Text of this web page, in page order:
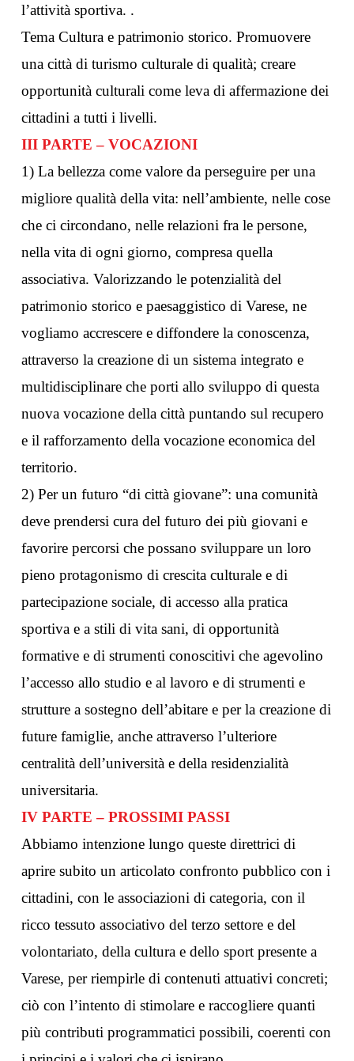
l’attività sportiva. .
Tema Cultura e patrimonio storico. Promuovere
una città di turismo culturale di qualità; creare
opportunità culturali come leva di affermazione dei
cittadini a tutti i livelli.
III PARTE – VOCAZIONI
1) La bellezza come valore da perseguire per una
migliore qualità della vita: nell’ambiente, nelle cose
che ci circondano, nelle relazioni fra le persone,
nella vita di ogni giorno, compresa quella
associativa. Valorizzando le potenzialità del
patrimonio storico e paesaggistico di Varese, ne
vogliamo accrescere e diffondere la conoscenza,
attraverso la creazione di un sistema integrato e
multidisciplinare che porti allo sviluppo di questa
nuova vocazione della città puntando sul recupero
e il rafforzamento della vocazione economica del
territorio.
2) Per un futuro “di città giovane”: una comunità
deve prendersi cura del futuro dei più giovani e
favorire percorsi che possano sviluppare un loro
pieno protagonismo di crescita culturale e di
partecipazione sociale, di accesso alla pratica
sportiva e a stili di vita sani, di opportunità
formative e di strumenti conoscitivi che agevolino
l’accesso allo studio e al lavoro e di strumenti e
strutture a sostegno dell’abitare e per la creazione di
future famiglie, anche attraverso l’ulteriore
centralità dell’università e della residenzialità
universitaria.
IV PARTE – PROSSIMI PASSI
Abbiamo intenzione lungo queste direttrici di
aprire subito un articolato confronto pubblico con i
cittadini, con le associazioni di categoria, con il
ricco tessuto associativo del terzo settore e del
volontariato, della cultura e dello sport presente a
Varese, per riempirle di contenuti attuativi concreti;
ciò con l’intento di stimolare e raccogliere quanti
più contributi programmatici possibili, coerenti con